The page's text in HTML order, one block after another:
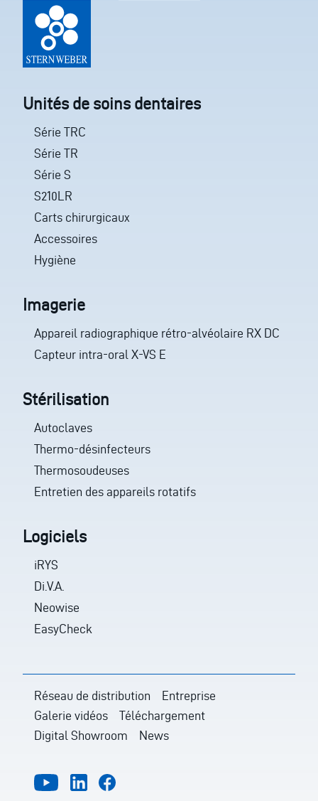
Unités de soins dentaires
Série TRC
Série TR
Série S
S210LR
Carts chirurgicaux
Accessoires
Hygiène
Imagerie
Appareil radiographique rétro-alvéolaire RX DC
Capteur intra-oral X-VS E
Stérilisation
Autoclaves
Thermo-désinfecteurs
Thermosoudeuses
Entretien des appareils rotatifs
Logiciels
iRYS
Di.V.A.
Neowise
EasyCheck
Réseau de distribution
Entreprise
Galerie vidéos
Téléchargement
Digital Showroom
News